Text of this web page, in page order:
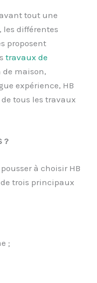
avant tout une
différentes
proposent
travaux de
maison,
expérience, HB
de tous les travaux
?
à choisir HB
de trois principaux
;